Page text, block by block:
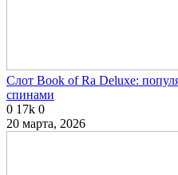
Слот Book of Ra Deluxe:
спинами
0 17k 0
20 марта, 2026